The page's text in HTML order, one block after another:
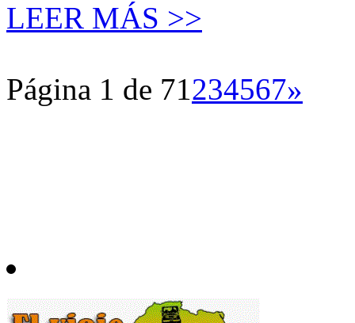
LEER MÁS >>
Página 1 de 71234567»